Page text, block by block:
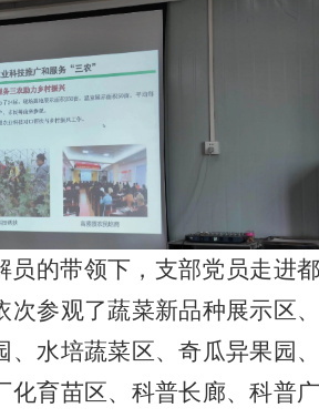
员的带领下，支部党员走进都
次参观了蔬菜新品种展示区、
、水培蔬菜区、奇瓜异果园、
化育苗区、科普长廊、科普广